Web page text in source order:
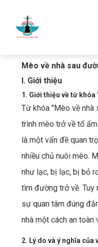
Mèo về nhà sau
I. Giới thiệu
1. Giới thiệu về từ
Từ khóa "Mèo về nhà
trình mèo trở về tổ
là một vấn đề quan
nhiều chủ nuôi mèo.
như lạc, bị lạc, bị bỏ
tìm đường trở về. Tuy
sự quan tâm đúng
nhà một cách an toàn
2. Lý do và ý nghĩa của